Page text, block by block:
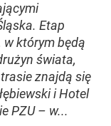
Etap
w którym będą
świata,
znajdą się
i Hotel
PZU – w...